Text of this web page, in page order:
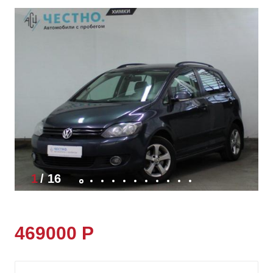
1/16
469000 Р